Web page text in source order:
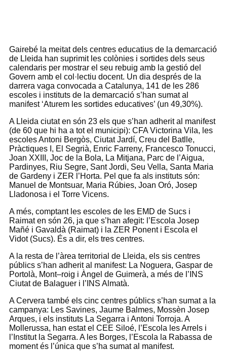
Gairebé la meitat dels centres educatius de la demarcació
de Lleida han suprimit les colònies i sortides dels seus
calendaris per mostrar el seu rebuig amb la gestió del
Govern amb el col·lectiu docent. Un dia després de la
darrera vaga convocada a Catalunya, 141 de les 286
escoles i instituts de la demarcació s’han sumat al
manifest ‘Aturem les sortides educatives’ (un 49,30%).
A Lleida ciutat en són 23 els que s’han adherit al manifest
(de 60 que hi ha a tot el municipi): CFA Victorina Vila, les
escoles Antoni Bergòs, Ciutat Jardí, Creu del Batlle,
Pràctiques I, El Segrià, Enric Farreny, Francesco Tonucci,
Joan XXIII, Joc de la Bola, La Mitjana, Parc de l’Aigua,
Pardinyes, Riu Segre, Sant Jordi, Seu Vella, Santa Maria
de Gardeny i ZER l’Horta. Pel que fa als instituts són:
Manuel de Montsuar, Maria Rúbies, Joan Oró, Josep
Lladonosa i el Torre Vicens.
A més, comptant les escoles de les EMD de Sucs i
Raimat en són 26, ja que s’han afegit: l’Escola Josep
Mañé i Gavaldà (Raimat) i la ZER Ponent i Escola el
Vidot (Sucs). És a dir, els tres centres.
A la resta de l’àrea territorial de Lleida, els sis centres
públics s’han adherit al manifest: La Noguera, Gaspar de
Portolà, Mont–roig i Àngel de Guimerà, a més de l’INS
Ciutat de Balaguer i l’INS Almatà.
A Cervera també els cinc centres públics s’han sumat a la
campanya: Les Savines, Jaume Balmes, Mossèn Josep
Arques, i els instituts La Segarra i Antoni Torroja. A
Mollerussa, han estat el CEE Siloé, l’Escola les Arrels i
l’Institut la Segarra. A les Borges, l’Escola la Rabassa de
moment és l’única que s’ha sumat al manifest.